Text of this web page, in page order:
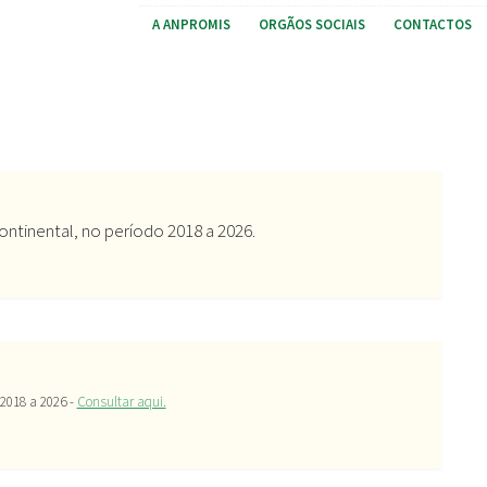
A ANPROMIS ORGÃOS SOCIAIS CONTACTOS
no período 2018 a 2026.
a 2026 - Consultar aqui.